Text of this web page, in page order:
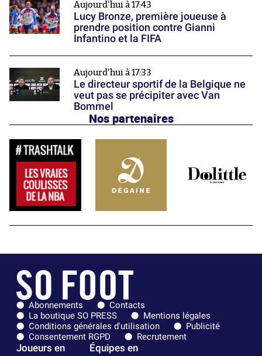
Aujourd'hui à 17:43
Lucy Bronze, première joueuse à
prendre position contre Gianni
Infantino et la FIFA
Aujourd'hui à 17:33
Le directeur sportif de la Belgique ne
veut pas se précipiter avec Van
Bommel
Nos partenaires
Abonnements
Contacts
La boutique SO PRESS
Mentions légales
Conditions générales d'utilisation
Publicité
Consentement RGPD
Recrutement
Joueurs en
Équipes en